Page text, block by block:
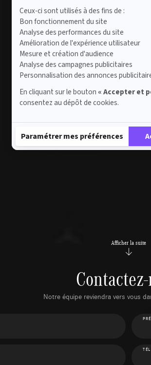
Ceux-ci sont utilisés à des fins de :
Bon fonctionnement du site
Analyse des performances du site
Amélioration de l'expérience utilisateur
Mesure et création d'audience
Analyse des campagnes publicitaires
Personnalisation des annonces
En cliquant sur le bouton « Accepter et
consentez au dépôt de cookies.
Paramétrer mes préférences
Afficher la suite
Notre équipe reviendra vers vous